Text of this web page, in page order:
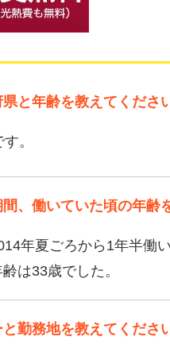
と年齢を教えてくださ
。
、働いていた頃の年齢
年夏ごろから1年半働
は33歳でした。
勤務地を教えてくださ